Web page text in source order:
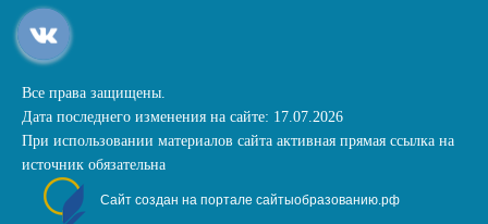
Все права защищены.
Дата последнего изменения на сайте: 17.07.2026
При использовании материалов сайта активная прямая ссылка на
источник обязательна
Сайт создан на портале сайтыобразованию.рф